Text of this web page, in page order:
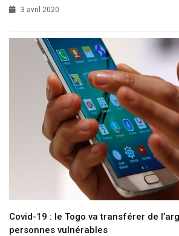
3 avril 2020
Covid-19 : le Togo va transférer de
personnes vulnérables